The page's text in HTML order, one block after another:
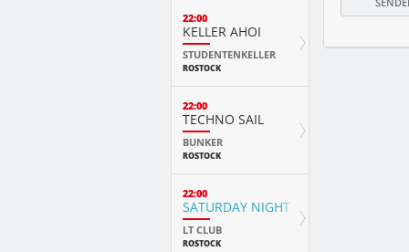
22:00
KELLER AHOI
STUDENTENKELLER
ROSTOCK
22:00
TECHNO SAIL
BUNKER
ROSTOCK
22:00
SATURDAY NIGHT FEVER
LT CLUB
ROSTOCK